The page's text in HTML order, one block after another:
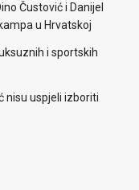
Čustović i Danijel
u Hrvatskoj
i sportskih
nisu uspjeli izboriti